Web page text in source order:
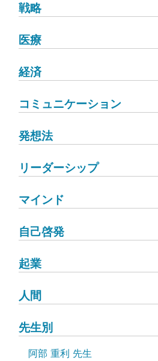
戦略
医療
経済
コミュニケーション
発想法
リーダーシップ
マインド
自己啓発
起業
人間
先生別
阿部 重利 先生